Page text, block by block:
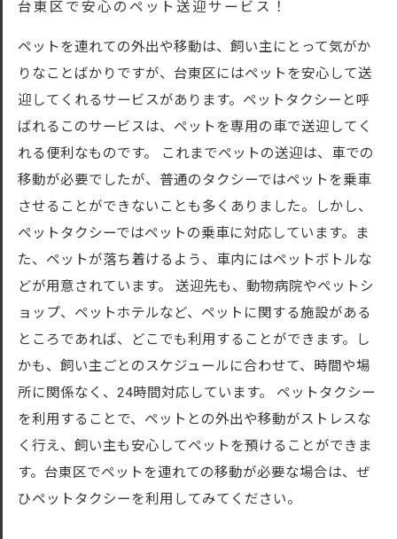
台東区で安心のペット送迎サービス！
ペットを連れての外出や移動は、飼い主にとって気がか
りなことばかりですが、台東区にはペットを安心して送
迎してくれるサービスがあります。ペットタクシーと呼
ばれるこのサービスは、ペットを専用の車で送迎してく
れる便利なものです。 これまでペットの送迎は、車での
移動が必要でしたが、普通のタクシーではペットを乗車
させることができないことも多くありました。しかし、
ペットタクシーではペットの乗車に対応しています。ま
た、ペットが落ち着けるよう、車内にはペットボトルな
どが用意されています。 送迎先も、動物病院やペットシ
ョップ、ペットホテルなど、ペットに関する施設がある
ところであれば、どこでも利用することができます。し
かも、飼い主ごとのスケジュールに合わせて、時間や場
所に関係なく、24時間対応しています。 ペットタクシー
を利用することで、ペットとの外出や移動がストレスな
く行え、飼い主も安心してペットを預けることができま
す。台東区でペットを連れての移動が必要な場合は、ぜ
ひペットタクシーを利用してみてください。